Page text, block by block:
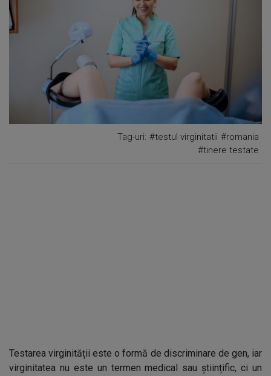
Tag-uri: #testul virginitatii #romania
#tinere testate
Testarea virginității este o formă de discriminare de gen, iar
virginitatea nu este un termen medical sau științific, ci un